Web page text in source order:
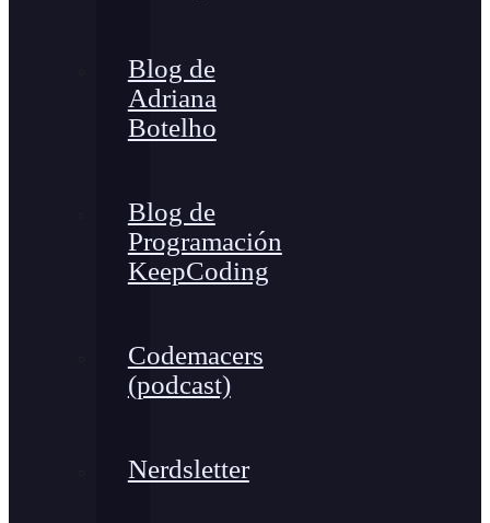
Blog de
Adriana
Botelho
Blog de
Programación
KeepCoding
Codemacers
(podcast)
Nerdsletter